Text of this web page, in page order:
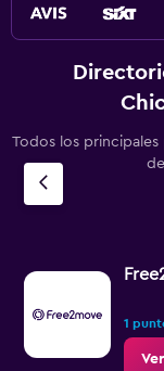
Todos los
1